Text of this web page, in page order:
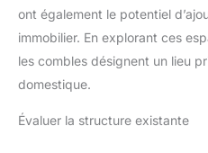
ont également le potentiel
immobilier. En explorant ces
les combles désignent un lieu
domestique.
Évaluer la structure existante